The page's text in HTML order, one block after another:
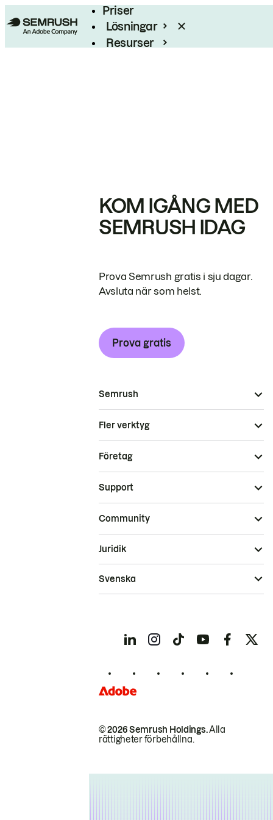
Priser
Lösningar
Resurser
KOM IGÅNG MED
SEMRUSH IDAG
Prova Semrush gratis i sju dagar.
Avsluta när som helst.
Prova gratis
Semrush
Fler verktyg
Företag
Support
Community
© 2026 Semrush Holdings.Alla
rättigheter förbehållna.
Juridik
Svenska